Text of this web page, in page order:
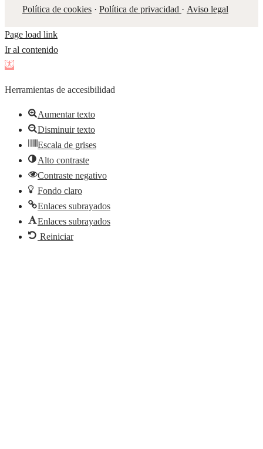
Política de cookies· Política de privacidad · Aviso legal
Page load link
Ir al contenido
Abrir
de
herramientas
Herramientas de accesibilidad
Aumentar texto
Disminuir texto
Escala de grises
Alto contraste
Contraste negativo
Fondo claro
Enlaces subrayados
Enlaces subrayados
Reiniciar